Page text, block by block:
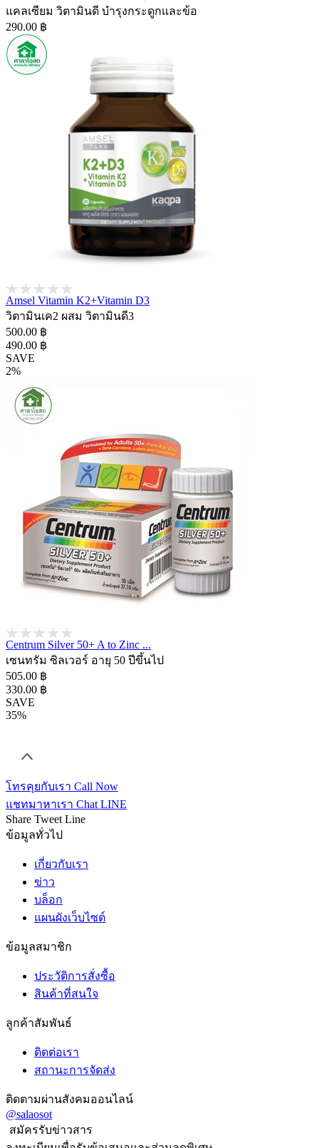
แคลเซียม วิตามินดี บำรุงกระดูกและข้อ
290.00 ฿
Amsel Vitamin K2+Vitamin D3
วิตามินเค2 ผสม วิตามินดี3
500.00 ฿
490.00 ฿
SAVE
2%
Centrum Silver 50+ A to Zinc ...
เซนทรัม ซิลเวอร์ อายุ 50 ปีขึ้นไป
505.00 ฿
330.00 ฿
SAVE
35%
โทรคุยกับเรา Call Now
แชทมาหาเรา Chat LINE
Share Tweet Line
ข้อมูลทั่วไป
เกี่ยวกับเรา
ข่าว
บล็อก
แผนผังเว็บไซต์
ข้อมูลสมาชิก
ประวัติการสั่งซื้อ
สินค้าที่สนใจ
ลูกค้าสัมพันธ์
ติดต่อเรา
สถานะการจัดส่ง
ติดตามผ่านสังคมออนไลน์
@salaosot
สมัครรับข่าวสาร